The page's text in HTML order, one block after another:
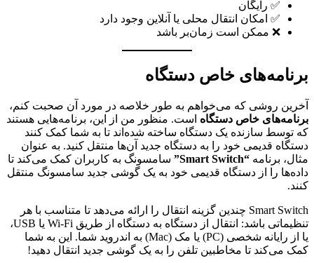
✅ رایگان
✅ امکان انتقال محلی یا آنلاین وجود دارد
❌ ممکن است زمان‌بر باشد
برنامه‌های خاص دستگاه
آخرین روشی که می‌خواهم به طور خلاصه در مورد آن صحبت کنم،
برنامه‌های خاص دستگاه است. منظور من از این، برنامه‌هایی هستند
که توسط سازنده یک دستگاه ساخته شده‌اند تا به شما کمک کنند
دستگاه قدیمی خود را به دستگاه جدید آن‌ها منتقل کنید. به عنوان
مثال، برنامه “Smart Switch”
سامسونگ به کاربران کمک می‌کند تا
داده‌ها را از دستگاه قدیمی خود به یک گوشی جدید سامسونگ منتقل
کنند.
Smart Switch چندین گزینه انتقال را ارائه می‌دهد تا متناسب با هر
تنظیماتی باشد: انتقال از دستگاه به دستگاه از طریق Wi-Fi یا USB،
یا از رایانه شخصی (PC) یا مک (Mac) به اندروید شما. این به شما
کمک می‌کند تا مخاطبین تلفن را به یک گوشی جدید انتقال دهید!